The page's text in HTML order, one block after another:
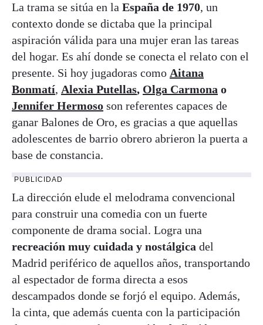
La trama se sitúa en la España de 1970, un
contexto donde se dictaba que la principal
aspiración válida para una mujer eran las tareas
del hogar. Es ahí donde se conecta el relato con el
presente. Si hoy jugadoras como Aitana
Bonmatí, Alexia Putellas, Olga Carmona o
Jennifer Hermoso son referentes capaces de
ganar Balones de Oro, es gracias a que aquellas
adolescentes de barrio obrero abrieron la puerta a
base de constancia.
PUBLICIDAD
La dirección elude el melodrama convencional
para construir una comedia con un fuerte
componente de drama social. Logra una
recreación muy cuidada y nostálgica del
Madrid periférico de aquellos años, transportando
al espectador de forma directa a esos
descampados donde se forjó el equipo. Además,
la cinta, que además cuenta con la participación